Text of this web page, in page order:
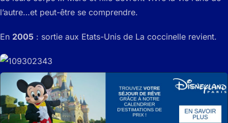
l’autre…et peut-être se comprendre.
En 2005 : sortie aux Etats-Unis de La coccinelle revient.